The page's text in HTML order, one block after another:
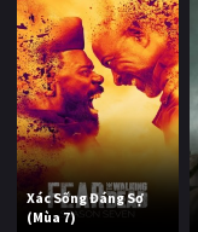
Xác Sống Đáng Sợ
(Mùa 7)